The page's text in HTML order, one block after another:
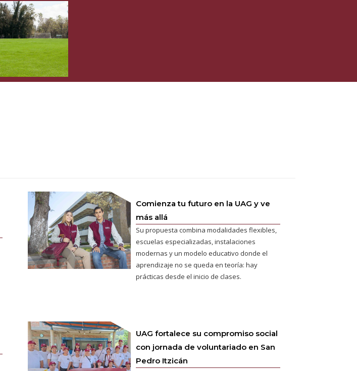
Comienza tu futuro en la UAG y ve
más allá
Su propuesta combina modalidades flexibles,
escuelas especializadas, instalaciones
modernas y un modelo educativo donde el
aprendizaje no se queda en teoría: hay
prácticas desde el inicio de clases.
UAG fortalece su compromiso social
con jornada de voluntariado en San
Pedro Itzicán